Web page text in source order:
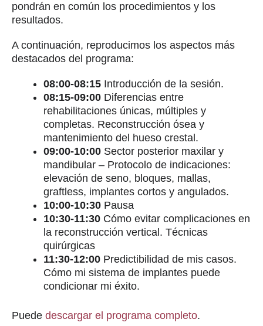
pondrán en común los procedimientos y los
resultados.
A continuación, reproducimos los aspectos más
destacados del programa:
08:00-08:15 Introducción de la sesión.
08:15-09:00 Diferencias entre
rehabilitaciones únicas, múltiples y
completas. Reconstrucción ósea y
mantenimiento del hueso crestal.
09:00-10:00 Sector posterior maxilar y
mandibular – Protocolo de indicaciones:
elevación de seno, bloques, mallas,
graftless, implantes cortos y angulados.
10:00-10:30 Pausa
10:30-11:30 Cómo evitar complicaciones en
la reconstrucción vertical. Técnicas
quirúrgicas
11:30-12:00 Predictibilidad de mis casos.
Cómo mi sistema de implantes puede
condicionar mi éxito.
Puede descargar el programa completo.